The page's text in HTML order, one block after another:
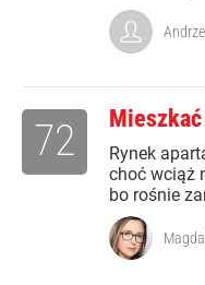
Rynek
choć wciąż
bo rośnie
72